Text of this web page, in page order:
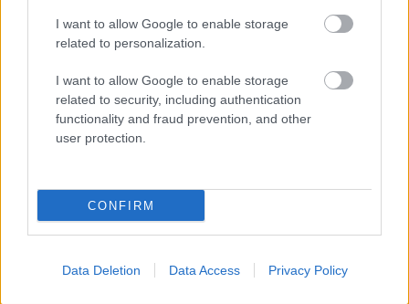
I want to allow Google to enable storage
related to personalization.
I want to allow Google to enable storage
related to security, including authentication
functionality and fraud prevention, and other
user protection.
CONFIRM
Data Deletion Data Access Privacy Policy
"Csak engedjenek át a határon,
jövünk!"
mtothorsi 2020. július 13.
Augusztus 21. és 29. között, a tervezett és már
meghirdetett versenyprogrammal, magas művészi